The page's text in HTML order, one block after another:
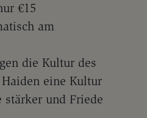
€15
am
die Kultur des
eine Kultur
und Friede